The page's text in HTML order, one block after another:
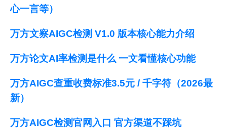
心一言等）
万方文察AIGC检测 V1.0 版本核心能力介绍
万方论文AI率检测是什么 一文看懂核心功能
万方AIGC查重收费标准3.5元 / 千字符（2026最
新）
万方AIGC检测官网入口 官方渠道不踩坑